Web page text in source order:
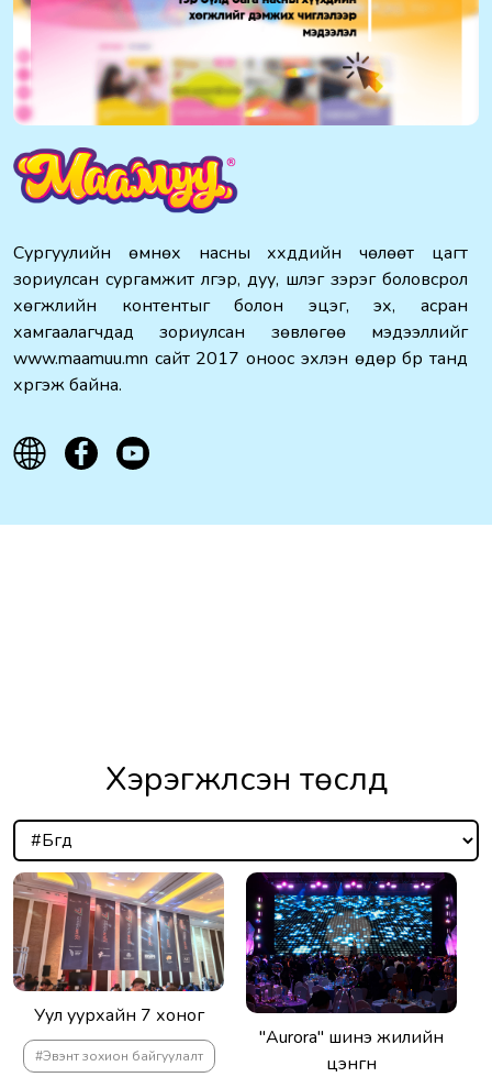
Сургуулийн өмнөх насны хүүхдүүдийн чөлөөт цагт
зориулсан сургамжит үлгэр, дуу, шүлэг зэрэг боловсрол
хөгжлийн контентыг болон эцэг, эх, асран
хамгаалагчдад зориулсан зөвлөгөө мэдээллийг
www.maamuu.mn сайт 2017 оноос эхлэн өдөр бүр танд
Хэрэгжүүлсэн төслүүд
Уул уурхайн 7 хоног
#Эвэнт зохион байгуулалт
"Aurora" шинэ жилийн
цэнгүүн